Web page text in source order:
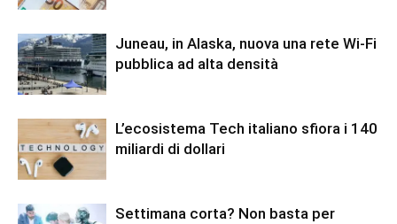
Juneau, in Alaska, nuova una rete Wi-Fi
pubblica ad alta densità
L’ecosistema Tech italiano sfiora i 140
miliardi di dollari
Settimana corta? Non basta per